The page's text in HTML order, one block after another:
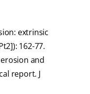
extrinsic
162-77.
erosion and
report. J